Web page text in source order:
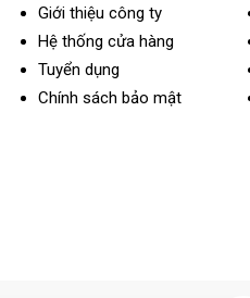
Giới thiệu công ty
Hệ thống cửa hàng
Tuyển dụng
Chính sách bảo mật